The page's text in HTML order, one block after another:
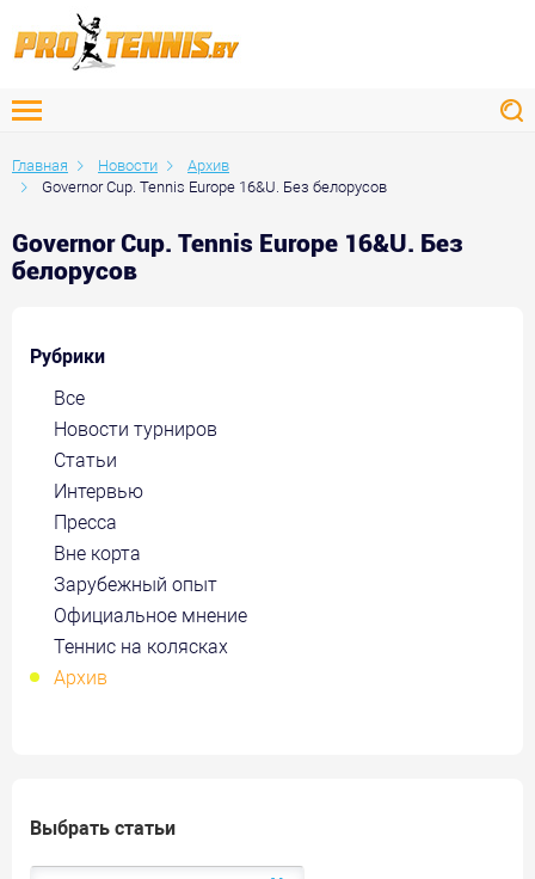
Главная Новости
Архив
Governor Cup. Tennis Europe 16&U. Без белорусов
Governor Cup. Tennis Europe 16&U. Без
белорусов
Рубрики
Все
Новости турниров
Статьи
Интервью
Пресса
Вне корта
Зарубежный опыт
Официальное мнение
Теннис на колясках
Архив
Выбрать статьи